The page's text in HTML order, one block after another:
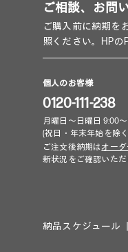
ご相談、お問
ご購入前に納期を
照ください。HP
個人のお客様
0120-111-238
月曜日～日曜日 9:00
(祝日・年末年始を除
ご注文後納期はオー
新状況をご確認いただ
納品スケジュール